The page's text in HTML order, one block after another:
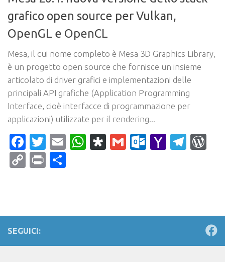
grafico open source per Vulkan,
OpenGL e OpenCL
Mesa, il cui nome completo è Mesa 3D Graphics Library,
è un progetto open source che fornisce un insieme
articolato di driver grafici e implementazioni delle
principali API grafiche (Application Programming
Interface, cioè interfacce di programmazione per
applicazioni) utilizzate per il rendering...
Facebook
Twitter
EmailWhatsApp
Diaspora
Gmail Yahoo
CopyPrint
SEGUICI: